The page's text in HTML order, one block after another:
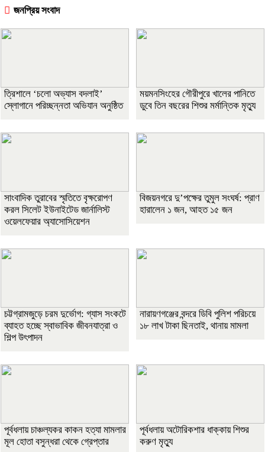
জনপ্রিয় সংবাদ
‎ত্রিশালে ‘চলো অভ্যাস বদলাই’
স্লোগানে পরিচ্ছন্নতা অভিযান অনুষ্ঠিত
ময়মনসিংহের গৌরীপুরে খালের পানিতে
ডুবে তিন বছরের শিশুর মর্মান্তিক মৃত্যু
সাংবাদিক তুরাবের স্মৃতিতে বৃক্ষরোপণ
করল সিলেট ইউনাইটেড জার্নালিস্ট
ওয়েলফেয়ার অ্যাসোসিয়েশন
বিজয়নগরে দু’পক্ষের তুমুল সংঘর্ষ: প্রাণ
হারালেন ১ জন, আহত ১৫ জন
চট্টগ্রামজুড়ে চরম দুর্ভোগ: গ্যাস সংকটে
ব্যাহত হচ্ছে স্বাভাবিক জীবনযাত্রা ও
শিল্প উৎপাদন
নারায়ণগঞ্জের বন্দরে ডিবি পুলিশ পরিচয়ে
১৮ লাখ টাকা ছিনতাই, থানায় মামলা
পূর্বধলায় চাঞ্চল্যকর কাকন হত্যা মামলার
মূল হোতা বসুন্ধরা থেকে গ্রেপ্তার
পূর্বধলায় অটোরিকশার ধাক্কায় শিশুর
করুণ মৃত্যু